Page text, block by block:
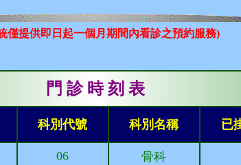
僅提供即日起一個月期間內看診之預約服務)
門 診 時 刻 表
科別代號 科別名稱 已
06 骨科